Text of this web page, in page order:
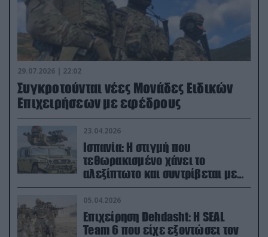
29.07.2026 | 22:02
Συγκροτούνται νέες Μονάδες Ειδικών
Επιχειρήσεων με εφέδρους
23.04.2026
Ισπανία: Η στιγμή που
τεθωρακισμένο χάνει το
αλεξίπτωτο και συντρίβεται με
ορμή στο έδαφος (βίντεο)
05.04.2026
Επιχείρηση Dehdasht: Η SEAL
Team 6 που είχε εξοντώσει τον